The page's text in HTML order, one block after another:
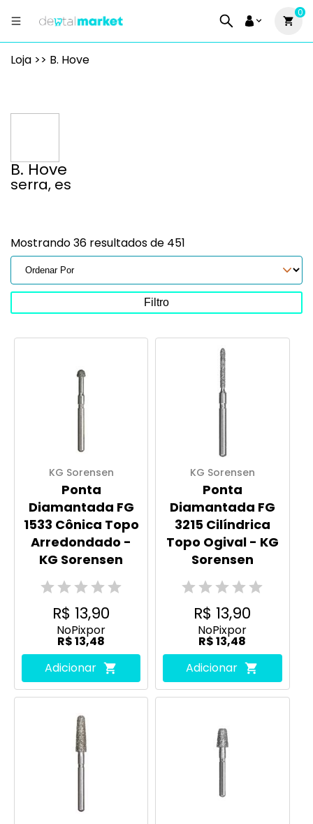
0
Loja >> B. Hove
B. Hove
serra, es
Mostrando 36 resultados de 451
Filtro
KG Sorensen
Ponta
Diamantada FG
1533 Cônica Topo
Arredondado -
KG Sorensen
R$ 13,90
NoPixpor
R$ 13,48
Adicionar
KG Sorensen
Ponta
Diamantada FG
3215 Cilíndrica
Topo Ogival - KG
Sorensen
R$ 13,90
NoPixpor
R$ 13,48
Adicionar